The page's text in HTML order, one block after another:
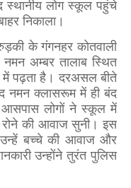
स्थानीय लोग स्कूल पहुंचे
निकाला।
के गंगनहर कोतवाली
अम्बर तालाब स्थित
में पढ़ता है। दरअसल बीते
नमन क्लासरूम में ही बंद
लोगों ने स्कूल में
की आवाज सुनी। इस
बच्चे की आवाज और
उन्होंने तुरंत पुलिस